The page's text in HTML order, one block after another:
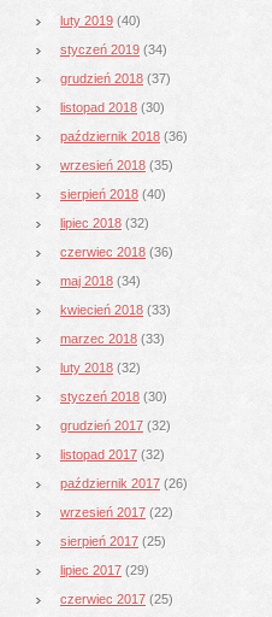
luty 2019 (40)
styczeń 2019 (34)
grudzień 2018 (37)
listopad 2018 (30)
październik 2018 (36)
wrzesień 2018 (35)
sierpień 2018 (40)
lipiec 2018 (32)
czerwiec 2018 (36)
maj 2018 (34)
kwiecień 2018 (33)
marzec 2018 (33)
luty 2018 (32)
styczeń 2018 (30)
grudzień 2017 (32)
listopad 2017 (32)
październik 2017 (26)
wrzesień 2017 (22)
sierpień 2017 (25)
lipiec 2017 (29)
czerwiec 2017 (25)